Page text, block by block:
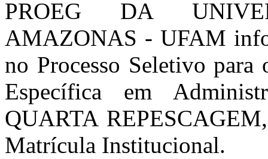
PROEG DA
AMAZONAS - UFAM
no Processo Seletivo para
Específica em
QUARTA
Matrícula Institucional.